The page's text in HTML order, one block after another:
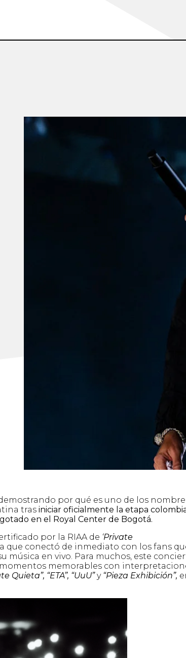
por qué es uno de los
tras iniciar oficialmente la etapa
en el Royal Center de Bogotá.
por la RIAA de ‘Private
que conectó de inmediato con los fans
música en vivo. Para muchos, este
memorables con
Quieta”, “ETA”, “UuU” y “Pieza Exhibición”,